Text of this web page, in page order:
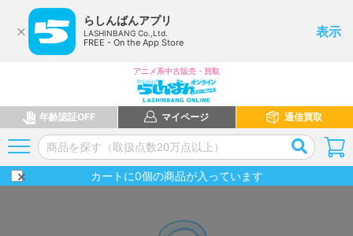
らしんばんアプリ
LASHINBANG Co.,Ltd.
FREE - On the App Store
表示
アニメ系中古販売・買取
年齢認証OFF マイページ 通信買取
カートに0個の商品が入っています